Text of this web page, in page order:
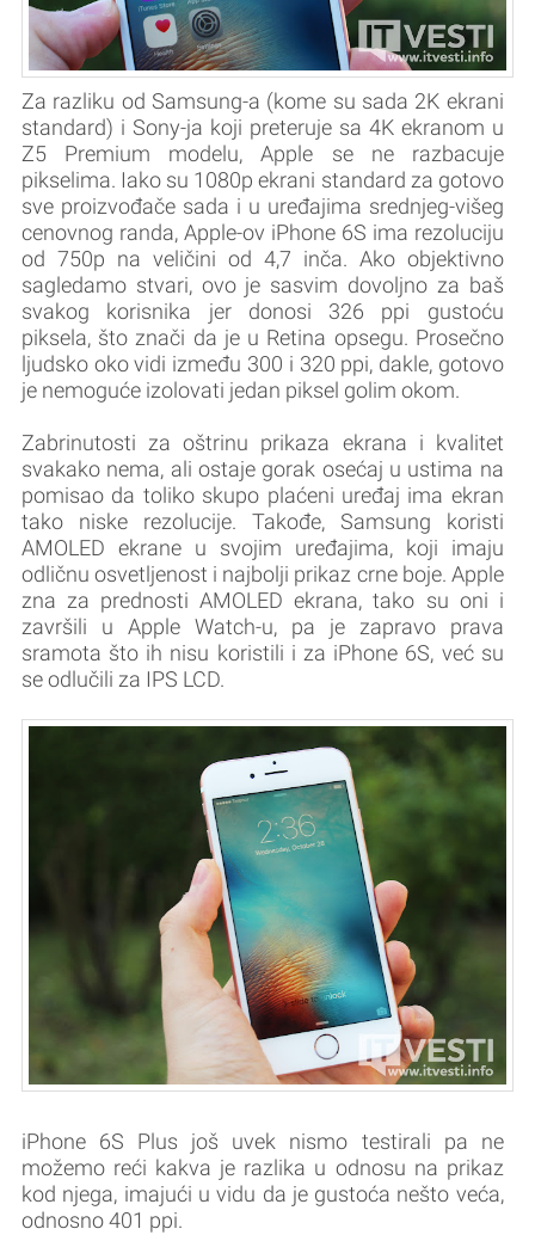
Za razliku od Samsung-a (kome su sada 2K ekrani
standard) i Sony-ja koji preteruje sa 4K ekranom u
Z5 Premium modelu, Apple se ne razbacuje
pikselima. Iako su 1080p ekrani standard za gotovo
sve proizvođače sada i u uređajima srednjeg-višeg
cenovnog randa, Apple-ov iPhone 6S ima rezoluciju
od 750p na veličini od 4,7 inča. Ako objektivno
sagledamo stvari, ovo je sasvim dovoljno za baš
svakog korisnika jer donosi 326 ppi gustoću
piksela, što znači da je u Retina opsegu. Prosečno
ljudsko oko vidi između 300 i 320 ppi, dakle, gotovo
je nemoguće izolovati jedan piksel golim okom.
Zabrinutosti za oštrinu prikaza ekrana i kvalitet
svakako nema, ali ostaje gorak osećaj u ustima na
pomisao da toliko skupo plaćeni uređaj ima ekran
tako niske rezolucije. Takođe, Samsung koristi
AMOLED ekrane u svojim uređajima, koji imaju
odličnu osvetljenost i najbolji prikaz crne boje. Apple
zna za prednosti AMOLED ekrana, tako su oni i
završili u Apple Watch-u, pa je zapravo prava
sramota što ih nisu koristili i za iPhone 6S, već su
se odlučili za IPS LCD.
iPhone 6S Plus još uvek nismo testirali pa ne
možemo reći kakva je razlika u odnosu na prikaz
kod njega, imajući u vidu da je gustoća nešto veća,
odnosno 401 ppi.